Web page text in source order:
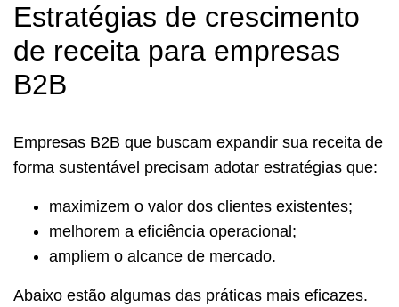
Estratégias de crescimento
de receita para empresas
B2B
Empresas B2B que buscam expandir sua receita de
forma sustentável precisam adotar estratégias que:
maximizem o valor dos clientes existentes;
melhorem a eficiência operacional;
ampliem o alcance de mercado.
Abaixo estão algumas das práticas mais eficazes.